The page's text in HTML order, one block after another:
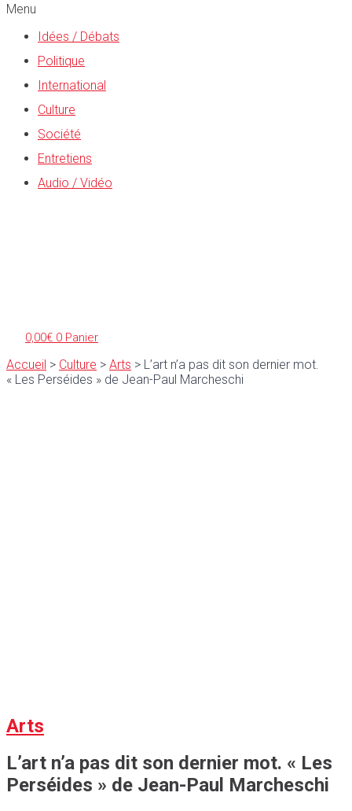
Menu
Idées / Débats
Politique
International
Culture
Société
Entretiens
Audio / Vidéo
0,00€ 0 Panier
Accueil > Culture > Arts > L’art n’a pas dit son dernier mot.
« Les Perséides » de Jean-Paul Marcheschi
Arts
L’art n’a pas dit son dernier mot. « Les
Perséides » de Jean-Paul Marcheschi